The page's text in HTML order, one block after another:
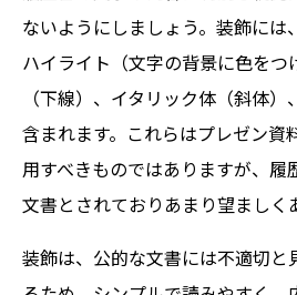
ないようにしましょう。装飾には
ハイライト（文字の背景に色をつ
（下線）、イタリック体（斜体
含まれます。これらはプレゼン資
用すべきものではありますが、履
文書とされておりあまり望ましく
装飾は、公的な文書には不適切と